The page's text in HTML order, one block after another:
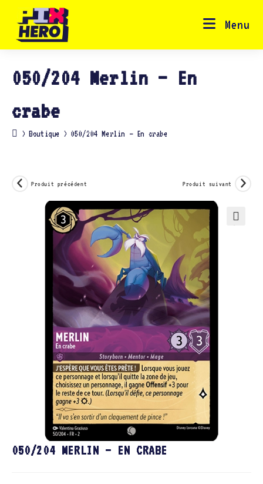
content
Menu
050/204 Merlin – En
crabe
> Boutique > 050/204 Merlin – En crabe
Produit précédent Produit suivant
050/204 MERLIN – EN CRABE